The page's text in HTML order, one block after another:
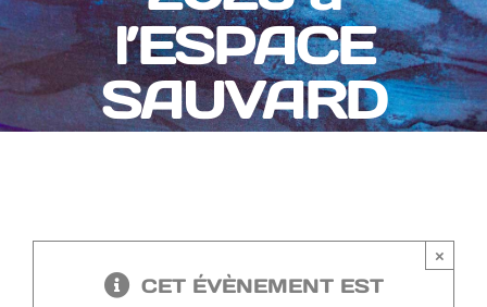
l’ESPACE
SAUVARD
CET ÉVÈNEMENT EST
×